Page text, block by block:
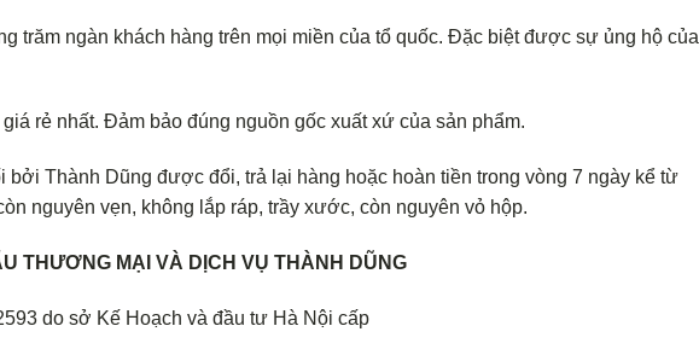
trăm ngàn khách hàng trên mọi miền của tổ quốc. Đặc biệt được sự ủng hộ của
rẻ nhất. Đảm bảo đúng nguồn gốc xuất xứ của sản phẩm.
bởi Thành Dũng được đổi, trả lại hàng hoặc hoàn tiền trong vòng 7 ngày kể từ
nguyên vẹn, không lắp ráp, trầy xước, còn nguyên vỏ hộp.
THƯƠNG MẠI VÀ DỊCH VỤ THÀNH DŨNG
do sở Kế Hoạch và đầu tư Hà Nội cấp